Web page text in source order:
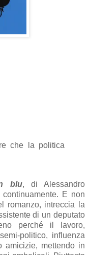
che la politica
blu, di Alessandro
E non
romanzo, intreccia la
di un deputato
perché il lavoro,
politico, influenza
amicizie, mettendo in